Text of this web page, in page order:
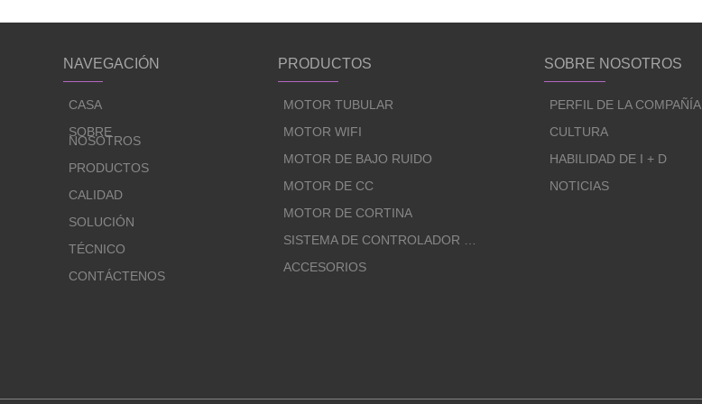
NAVEGACIÓN
CASA
SOBRE
NOSOTROS
PRODUCTOS
CALIDAD
SOLUCIÓN
TÉCNICO
CONTÁCTENOS
PRODUCTOS
MOTOR TUBULAR
MOTOR WIFI
MOTOR DE BAJO RUIDO
MOTOR DE CC
MOTOR DE CORTINA
ACCESORIOS
SOBRE NOSOTROS
PERFIL DE LA COMPAÑÍA
CULTURA
HABILIDAD DE I + D
NOTICIAS